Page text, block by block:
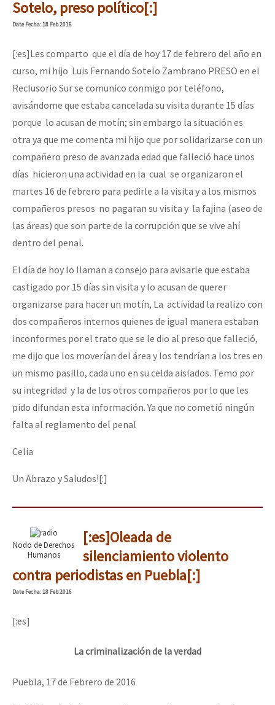
Sotelo, preso político[:]
DateFecha: 18 Feb 2016
[:es]Les comparto que el día de hoy 17 de febrero del año en
curso, mi hijo Luis Fernando Sotelo Zambrano PRESO en el
Reclusorio Sur se comunico conmigo por teléfono,
avisándome que estaba cancelada su visita durante 15 días
porque lo acusan de motín; sin embargo la situación es
otra ya que me comenta mi hijo que por solidarizarse con un
compañero preso de avanzada edad que falleció hace unos
días hicieron una actividad en la cual se organizaron el
martes 16 de febrero para pedirle a la visita y a los mismos
compañeros presos no pagaran su visita y la fajina (aseo de
las áreas) que son parte de la corrupción que se vive ahí
dentro del penal.
El día de hoy lo llaman a consejo para avisarle que estaba
castigado por 15 días sin visita y lo acusan de querer
organizarse para hacer un motín, La actividad la realizo con
dos compañeros internos quienes de igual manera estaban
inconformes por el trato que se le dio al preso que falleció,
me dijo que los moverían del área y los tendrían a los tres en
un mismo pasillo, cada uno en su celda aislados. Temo por
su integridad y la de los otros compañeros por lo que les
pido difundan esta información. Ya que no cometió ningún
falta al reglamento del penal
Celia
Un Abrazo y Saludos![:]
Nodo de Derechos
Humanos
[:es]Oleada de
silenciamiento violento
contra periodistas en Puebla[:]
DateFecha: 18 Feb 2016
[:es]
La criminalización de la verdad
Puebla, 17 de Febrero de 2016